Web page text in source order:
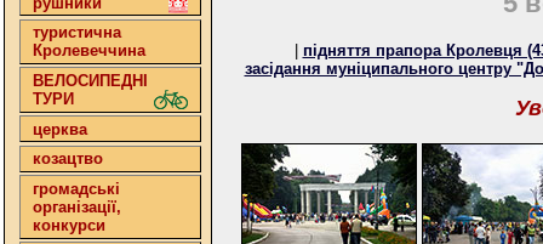
туристична
Кролевеччина
ВЕЛОСИПЕДНІ
ТУРИ
церква
козацтво
громадські
організації,
конкурси
підняття прапора Кролевця
засідання муніципального центру